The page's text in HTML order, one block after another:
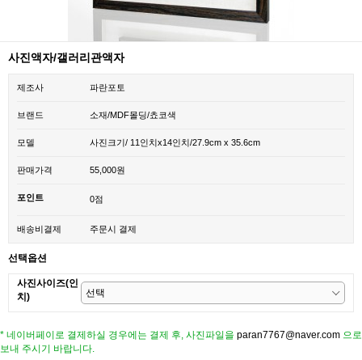
사진액자/갤러리관액자
제조사 파란포토
브랜드 소재/MDF몰딩/쵸코색
모델 사진크기/ 11인치x14인치/27.9cm x 35.6cm
판매가격 55,000원
포인트 0점
배송비결제 주문시 결제
선택옵션
사진사이즈(인
치)
* 네이버페이로 결제하실 경우에는 결제 후, 사진파일을 paran7767@naver.com 으로
보내 주시기 바랍니다.